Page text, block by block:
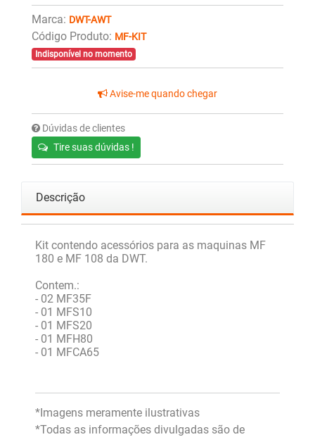
Marca: DWT-AWT
Código Produto: MF-KIT
Indisponível no momento
Avise-me quando chegar
Dúvidas de clientes
Tire suas dúvidas !
Descrição
Kit contendo acessórios para as maquinas MF
180 e MF 108 da DWT.
Contem.:
- 02 MF35F
- 01 MFS10
- 01 MFS20
- 01 MFH80
- 01 MFCA65
*Imagens meramente ilustrativas
*Todas as informações divulgadas são de